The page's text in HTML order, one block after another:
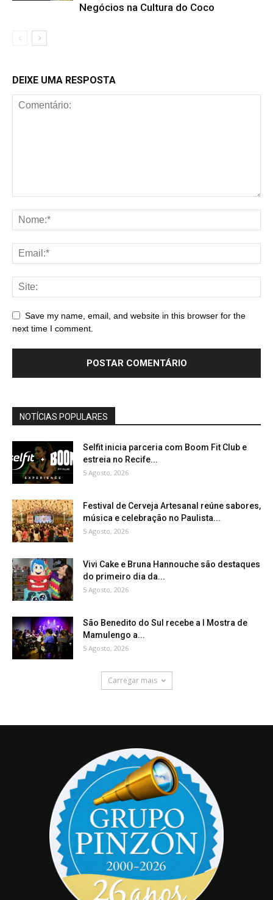
Negócios na Cultura do Coco
DEIXE UMA RESPOSTA
Save my name, email, and website in this browser for the
next time I comment.
NOTÍCIAS POPULARES
Selfit inicia parceria com Boom Fit Club e
estreia no Recife...
5 Agosto, 2026
Festival de Cerveja Artesanal reúne sabores,
música e celebração no Paulista...
5 Agosto, 2026
Vivi Cake e Bruna Hannouche são destaques
do primeiro dia da...
5 Agosto, 2026
São Benedito do Sul recebe a I Mostra de
Mamulengo a...
5 Agosto, 2026
Carregar mais